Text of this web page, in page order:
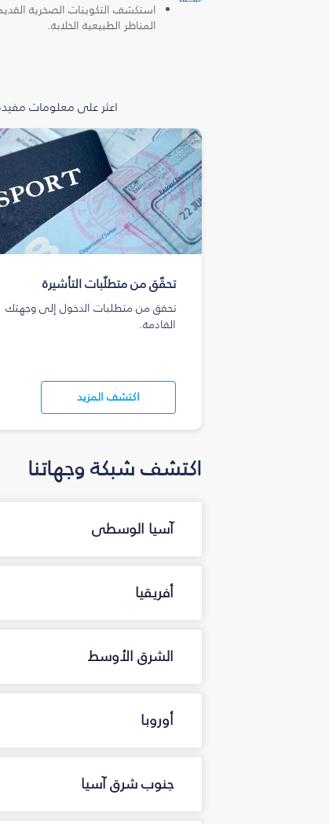
استكشف التكوينات الصخرية
المناظر الطبيعية الخلابة.
اعثر على معلومات
تحقّق من متطلّبات التأشيرة
تحقق من متطلبات الدخول إلى وجهتك
القادمة.
اكتشف المزيد
اكتشف شبكة وجهاتنا
آسيا الوسطى
أفريقيا
الشرق الأوسط
أوروبا
جنوب شرق آسيا